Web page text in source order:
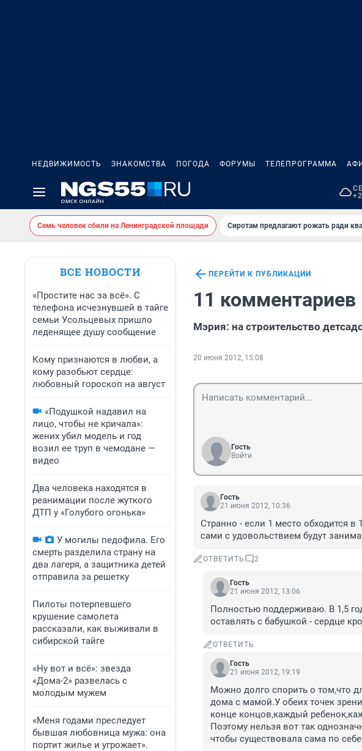
НЕДВИЖИМОСТЬ ЗНАКОМСТВА ПОГОДА ФОРУМЫ ТЕЛЕПРОГРАММА
Семь человек сбили на Ленинградской площади Сиротам предлагают рожать ради
ВСЕ НОВОСТИ
«Простите нас за всё». С
телефона исчезнувшей в тайге
семьи Усольцевых пришло
леденящее душу сообщение
Кому признаются в любви, а
кому разобьют сердце:
любовный гороскоп на август
«Подушкой надавил на
лицо, чтобы не кричала»:
жених убил модель и год
возил ее труп в чемодане —
видео
Два человека находятся в
реанимации после жуткого
ДТП у «Голубого огонька»
У могилы педофила. Его
смерть разделила страну на
два лагеря, а защитника детей
отправила за решетку
Пилоты потерпевшего
крушение самолета
рассказали, как выживали в
сибирской тайге
«Ну вот и всё»: звезда
«Дома-2» развелась с
молодым мужем
«Меня годами преследует
бывшая любовница мужа: она
портит жилье и угрожает».
ПЕРЕЙТИ К ПУБЛИКАЦИИ
11 комментариев
Мэрия: на строительство
20 июня 2012, 15:08
Гость
Войти
Гость
21 июня 2012, 10:36
Странно - если 1 место обходится
сами с удовольствием будут
ОТВЕТИТЬ 2
Гость
21 июня 2012, 13:06
Полностью поддерживаю. В 1,5
оставлять с бабушкой - сердце
ОТВЕТИТЬ
Гость
21 июня 2012, 19:19
Можно долго спорить о том,что
дома с мамой.У обеих точек
конце концов,каждый
Поэтому нельзя вот так
чтобы существовала сама по